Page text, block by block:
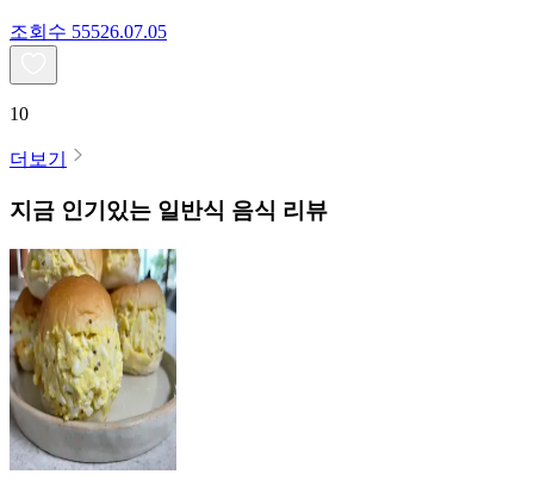
조회수 55526.07.05
10
더보기
지금 인기있는 일반식 음식 리뷰